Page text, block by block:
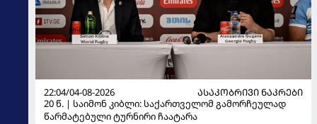
22:04/04-08-2026
ᲐᲡᲐᲙᲝᲑᲠᲘᲕᲘ ᲜᲐᲙᲠᲔᲑᲘ
20 წ. | საიმონ კიბლი: საქართველომ გამორჩეულად
წარმატებული ტურნირი ჩაატარა